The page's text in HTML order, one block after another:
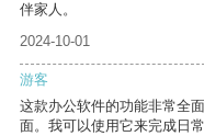
伴家人。
2024-10-01
游客
这款办公软件的功能非常全
面。我可以使用它来完成日